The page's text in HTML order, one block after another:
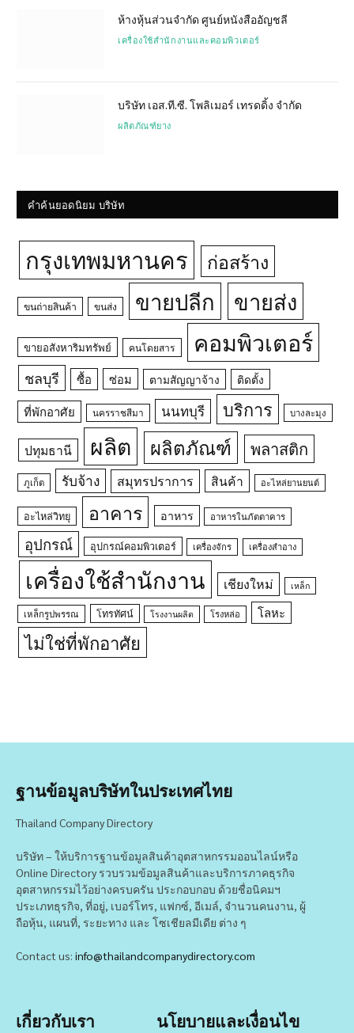
ห้างหุ้นส่วนจำกัด ศูนย์หนังสืออัญชลี
เครื่องใช้สำนักงานและคอมพิวเตอร์
บริษัท เอส.ที.ซี. โพลิเมอร์ เทรดดิ้ง จำกัด
ผลิตภัณฑ์ยาง
คำค้นยอดนิยม บริษัท
กรุงเทพมหานคร ก่อสร้าง
ขนถ่ายสินค้า ขนส่ง ขายปลีก ขายส่ง
ขายอสังหาริมทรัพย์ คนโดยสาร คอมพิวเตอร์
ชลบุรี ซื้อ ซ่อม ตามสัญญาจ้าง ติดตั้ง
ที่พักอาศัย นครราชสีมา นนทบุรี บริการ บางละมุง
ปทุมธานี ผลิต ผลิตภัณฑ์ พลาสติก
ภูเก็ต รับจ้าง สมุทรปราการ สินค้า อะไหล่ยานยนต์
อะไหล่วิทยุ อาคาร อาหาร อาหารในภัตตาคาร
อุปกรณ์ อุปกรณ์คอมพิวเตอร์ เครื่องจักร เครื่องสำอาง
เครื่องใช้สำนักงาน เชียงใหม่ เหล็ก
เหล็กรูปพรรณ โทรทัศน์ โรงงานผลิต โรงหล่อ โลหะ
ไม่ใช่ที่พักอาศัย
ฐานข้อมูลบริษัทในประเทศไทย
Thailand Company Directory
บริษัท – ให้บริการฐานข้อมูลสินค้าอุตสาหกรรมออนไลน์หรือ
Online Directory รวบรวมข้อมูลสินค้าและบริการภาคธุรกิจ
อุตสาหกรรมไว้อย่างครบครัน ประกอบกอบ ด้วยชื่อนิคมฯ
ประเภทธุรกิจ, ที่อยู่, เบอร์โทร, แฟกซ์, อีเมล์, จำนวนคนงาน, ผู้
ถือหุ้น, แผนที่, ระยะทาง และ โซเชียลมีเดีย ต่าง ๆ
Contact us: info@thailandcompanydirectory.com
เกี่ยวกับเรา นโยบายและเงื่อนไข